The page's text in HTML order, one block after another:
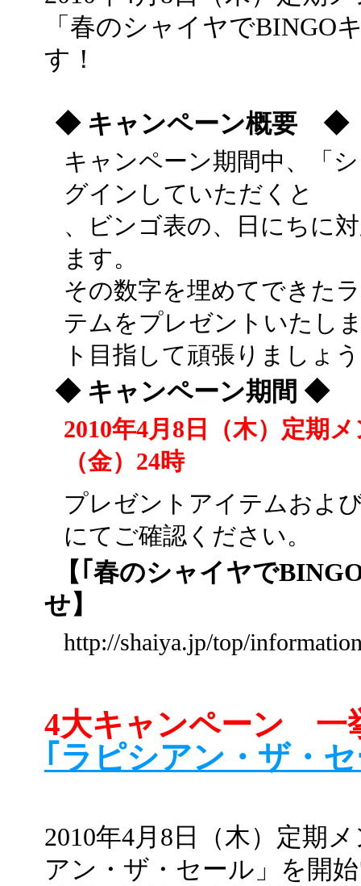
「春のシャイヤでBINGO
す！
◆ キャンペーン概要 ◆
キャンペーン期間中、「
グインしていただくと
、ビンゴ表の、日にちに
ます。
その数字を埋めてできた
テムをプレゼントいたし
ト目指して頑張りましょ
◆ キャンペーン期間 ◆
2010年4月8日（木）定期
（金）24時
プレゼントアイテムおよ
にてご確認ください。
【｢春のシャイヤで
せ】
http://shaiya.jp/top/
4大キャンペーン 一
｢ラピシアン・ザ・
2010年4月8日（木）定期
アン・ザ・セール」を開